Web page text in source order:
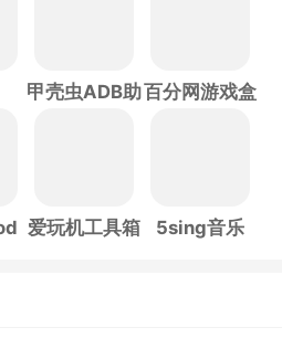
甲壳虫ADB助百分网游戏盒
爱玩机工具箱 5sing音乐